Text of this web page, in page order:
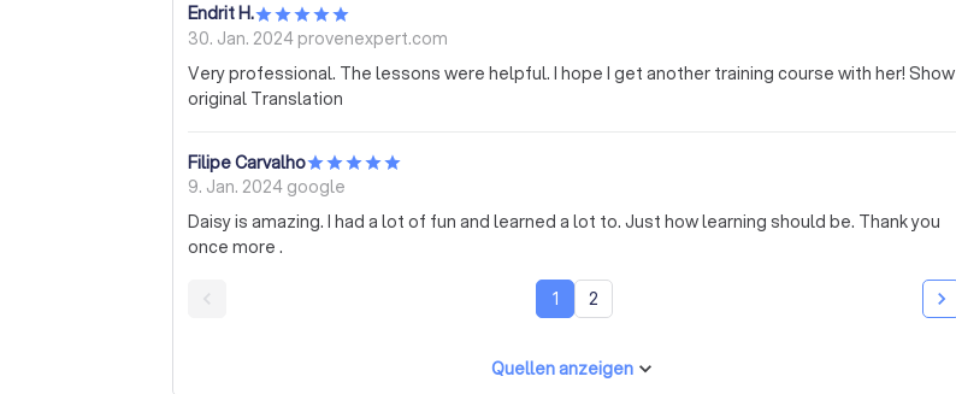
Endrit H.
30. Jan. 2024 provenexpert.com
Very professional. The lessons were helpful. I hope I get another training course with her! Show
original Translation
Filipe Carvalho
9. Jan. 2024 google
Daisy is amazing. I had a lot of fun and learned a lot to. Just how learning should be. Thank you
once more .
1 2
Quellen anzeigen